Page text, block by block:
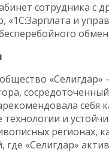
сотрудника с
«1С:Зарплата и
«Селигдар»
и
регионах,
где «Селигдар»